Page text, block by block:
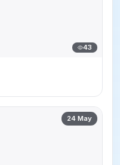
43
24 May